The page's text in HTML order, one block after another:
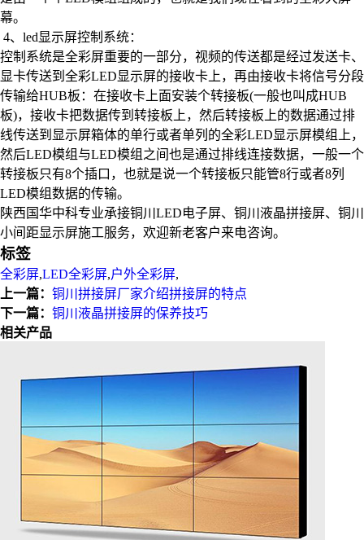
幕。
4、led显示屏控制系统：
控制系统是全彩屏重要的一部分，视频的传送都是经过发送卡、
显卡传送到全彩LED显示屏的接收卡上，再由接收卡将信号分段
传输给HUB板：在接收卡上面安装个转接板(一般也叫成HUB
板)，接收卡把数据传到转接板上，然后转接板上的数据通过排
线传送到显示屏箱体的单行或者单列的全彩LED显示屏模组上，
然后LED模组与LED模组之间也是通过排线连接数据，一般一个
转接板只有8个插口，也就是说一个转接板只能管8行或者8列
LED模组数据的传输。
陕西国华中科专业承接铜川LED电子屏、铜川液晶拼接屏、铜川
小间距显示屏施工服务，欢迎新老客户来电咨询。
标签
全彩屏,LED全彩屏,户外全彩屏,
上一篇： 铜川拼接屏厂家介绍拼接屏的特点
下一篇： 铜川液晶拼接屏的保养技巧
相关产品